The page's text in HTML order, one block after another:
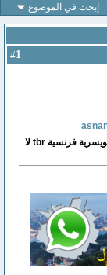
إبحث في الموضوع
تركيب أبتسامة هوليود بعد زراعة أفضل زرعات أسنان سويسرية فرنسية tbr لا